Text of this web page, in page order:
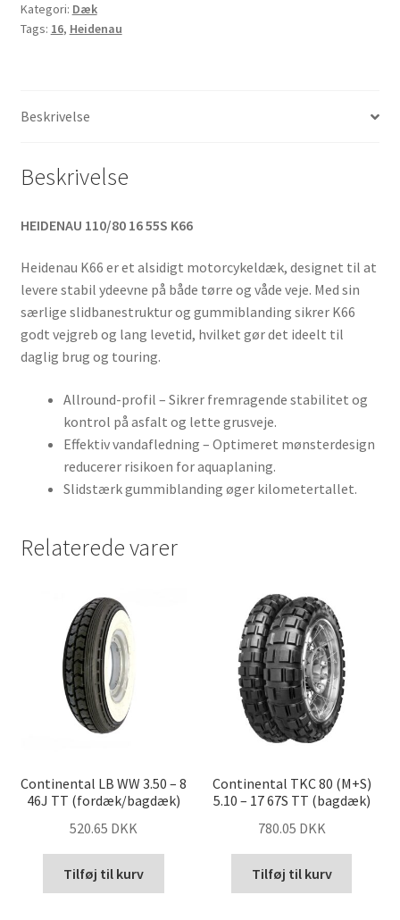
16
55S
Kategori: Dæk
Tags: 16, Heidenau
Beskrivelse
Beskrivelse
HEIDENAU 110/80 16 55S K66
Heidenau K66 er et alsidigt motorcykeldæk, designet til at
levere stabil ydeevne på både tørre og våde veje. Med sin
særlige slidbanestruktur og gummiblanding sikrer K66
godt vejgreb og lang levetid, hvilket gør det ideelt til
daglig brug og touring.
Allround-profil – Sikrer fremragende stabilitet og
kontrol på asfalt og lette grusveje.
Effektiv vandafledning – Optimeret mønsterdesign
reducerer risikoen for aquaplaning.
Slidstærk gummiblanding øger kilometertallet.
Relaterede varer
Continental LB WW 3.50 – 8
46J TT (fordæk/bagdæk)
520.65 DKK
Tilføj til kurv
Continental TKC 80 (M+S)
5.10 – 17 67S TT (bagdæk)
780.05 DKK
Tilføj til kurv